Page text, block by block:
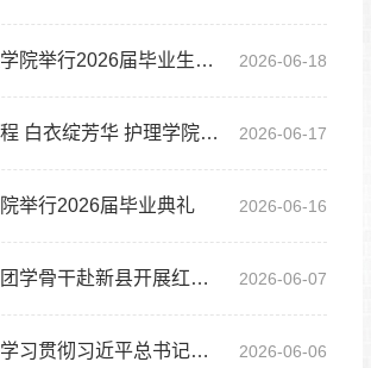
建筑工程学院举行2026届毕业生毕业典礼 2026-06-18
扬帆新征程 白衣绽芳华 护理学院2026届毕业典礼圆满举行 2026-06-17
举行2026届毕业典礼 2026-06-16
我校组织团学骨干赴新县开展红色实践活动 2026-06-07
我校开展学习贯彻习近平总书记五四重要回信精神主题宣讲活动 2026-06-06